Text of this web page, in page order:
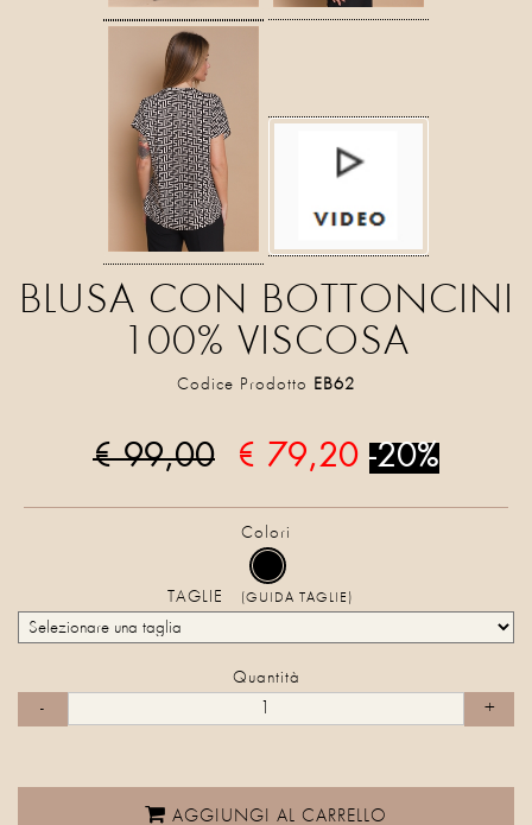
BLUSA CON BOTTONCINI
100% VISCOSA
Codice Prodotto EB62
€ 99,00 € 79,20 -20%
Colori
TAGLIE (GUIDA TAGLIE)
Quantità
AGGIUNGI AL CARRELLO